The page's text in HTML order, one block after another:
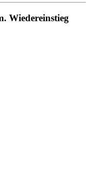
Wiedereinstieg